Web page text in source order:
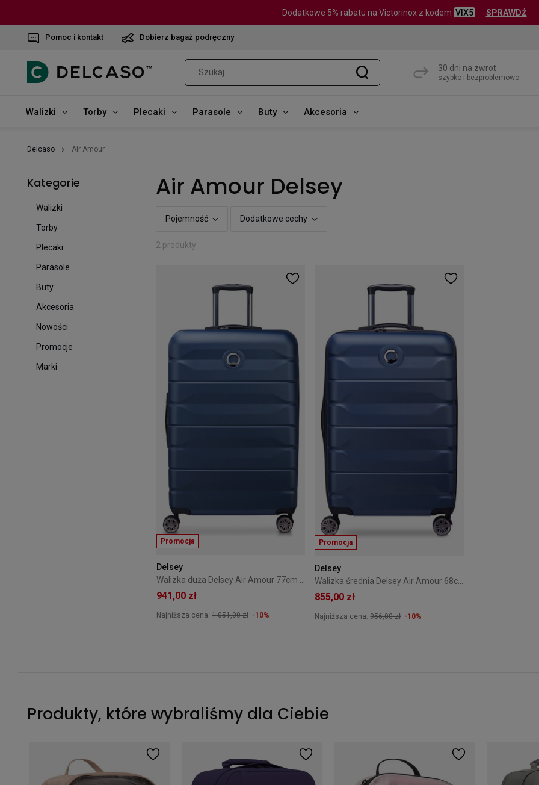
Dodatkowe 5% rabatu na Victorinox z kodem VIX5 SPRAWDŹ
Pomoc i kontakt Dobierz bagaż podręczny
30 dni na zwrot
szybko i bezproblemowo
Walizki Torby Plecaki Parasole Buty Akcesoria
Delcaso Air Amour
Kategorie
Walizki
Torby
Plecaki
Parasole
Buty
Akcesoria
Nowości
Promocje
Marki
Air Amour Delsey
Pojemność Dodatkowe cechy
2 produkty
Promocja
Delsey
941,00 zł
Najniższa cena: 1 051,00 zł -10%
Promocja
Delsey
855,00 zł
Najniższa cena:956,00 zł -10%
Produkty, które wybraliśmy dla Ciebie